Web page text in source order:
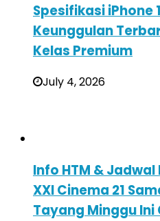
Spesifikasi iPhone
Keunggulan
Kelas Premium
July 4, 2026
Info HTM &
XXI Cinema 21
Tayang Minggu Ini